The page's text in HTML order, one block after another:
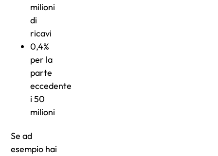
milioni
di
ricavi
0,4%
per la
parte
eccedente
i 50
milioni
Se ad
esempio hai